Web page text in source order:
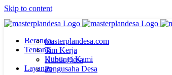
Skip to content
Beranda
Tentang
masterplandesa.com
Tim Kerja
Hubungi Kami
Layanan
Klinik Desa
Pengusaha Desa